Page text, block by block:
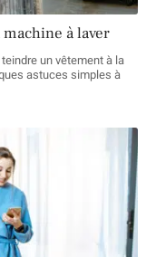
à laver
un vêtement à la
astuces simples à